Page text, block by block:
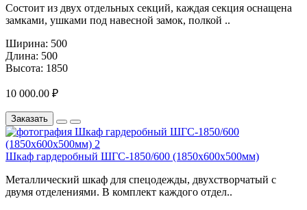
Состоит из двух отдельных секций, каждая секция оснащена
замками, ушками под навесной замок, полкой ..
Ширина: 500
Длина: 500
Высота: 1850
10 000.00 ₽
Заказать
Шкаф гардеробный ШГС-1850/600 (1850х600х500мм)
Металлический шкаф для спецодежды, двухстворчатый с
двумя отделениями. В комплект каждого отдел..